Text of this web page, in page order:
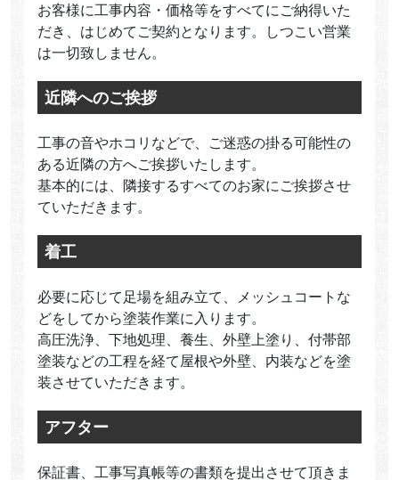
お客様に工事内容・価格等をすべてにご納得いた
だき、はじめてご契約となります。しつこい営業
は一切致しません。
近隣へのご挨拶
工事の音やホコリなどで、ご迷惑の掛る可能性の
ある近隣の方へご挨拶いたします。
基本的には、隣接するすべてのお家にご挨拶させ
ていただきます。
着工
必要に応じて足場を組み立て、メッシュコートな
どをしてから塗装作業に入ります。
高圧洗浄、下地処理、養生、外壁上塗り、付帯部
塗装などの工程を経て屋根や外壁、内装などを塗
装させていただきます。
アフター
保証書、工事写真帳等の書類を提出させて頂きま